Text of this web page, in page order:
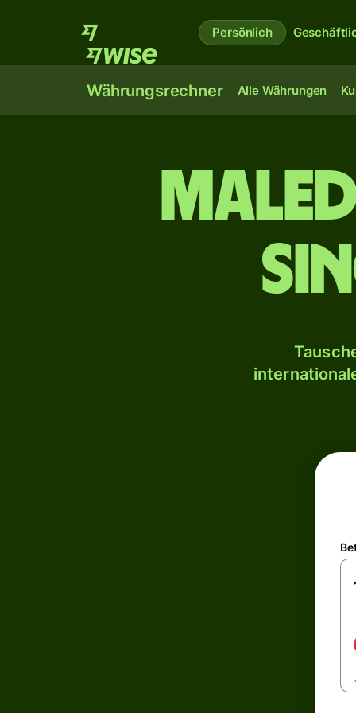
Persönlich
Währungsrechner Alle Währungen